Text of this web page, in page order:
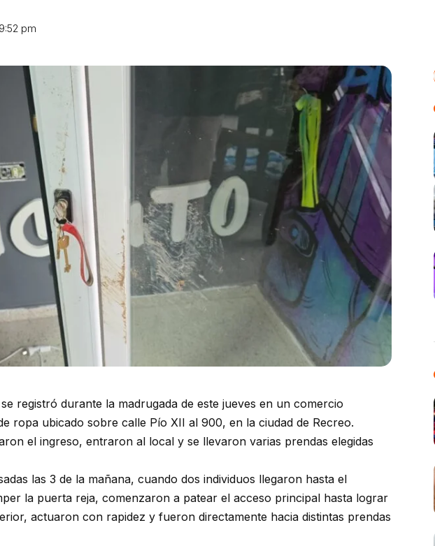
pm
registró durante la madrugada de este jueves en un comercio
ropa ubicado sobre calle Pío XII al 900, en la ciudad de Recreo.
el ingreso, entraron al local y se llevaron varias prendas elegidas
las 3 de la mañana, cuando dos individuos llegaron hasta el
la puerta reja, comenzaron a patear el acceso principal hasta lograr
actuaron con rapidez y fueron directamente hacia distintas prendas